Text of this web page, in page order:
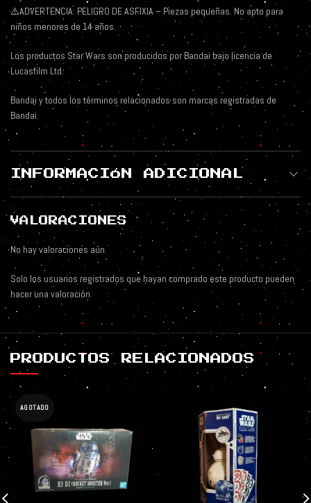
⚠️ADVERTENCIA: PELIGRO DE ASFIXIA – Piezas pequeñas. No apto para
niños menores de 14 años.
Los productos Star Wars son producidos por Bandai bajo licencia de
Lucasfilm Ltd.
Bandai y todos los términos relacionados son marcas registradas de
Bandai.
INFORMACIÓN ADICIONAL
VALORACIONES
No hay valoraciones aún.
Solo los usuarios registrados que hayan comprado este producto pueden
hacer una valoración.
PRODUCTOS RELACIONADOS
AGOTADO